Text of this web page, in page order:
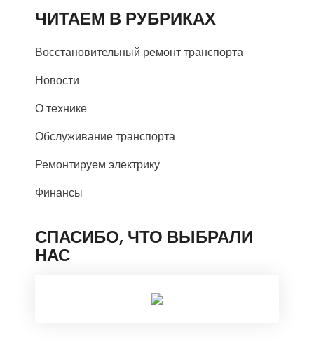
ЧИТАЕМ В РУБРИКАХ
Восстановительный ремонт транспорта
Новости
О технике
Обслуживание транспорта
Ремонтируем электрику
Финансы
СПАСИБО, ЧТО ВЫБРАЛИ
НАС